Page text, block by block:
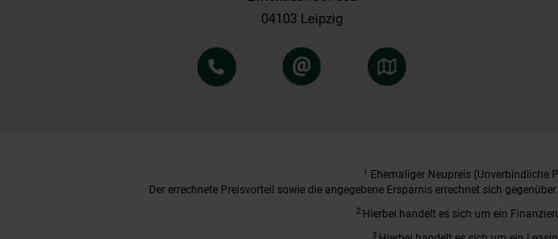
04103 Leipzig
1
Ehemaliger Neupreis (Unverbindliche
Der errechnete Preisvorteil sowie die angegebene Ersparnis errechnet sich
2 Hierbei handelt es sich um ein
3